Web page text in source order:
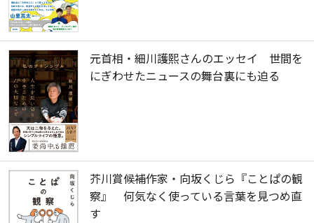
元首相・細川護熙さんのエッセイ 世間を
にぎわせたニュースの舞台裏にも迫る
芥川賞候補作家・向坂くじら『ことぱの観
察』 何気なく使っている言葉を見つめ直
す